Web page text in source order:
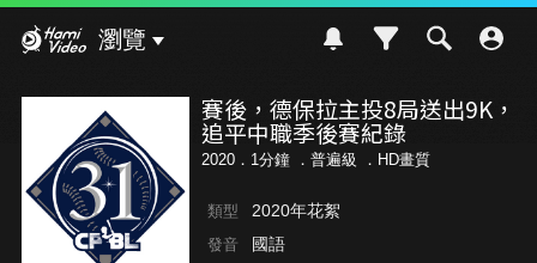
瀏覽
賽後，德保拉主投8局送出9K，
追平中職季後賽紀錄
2020．1分鐘 ． 普遍級 ．HD畫質
類型 2020年花絮
發音 國語